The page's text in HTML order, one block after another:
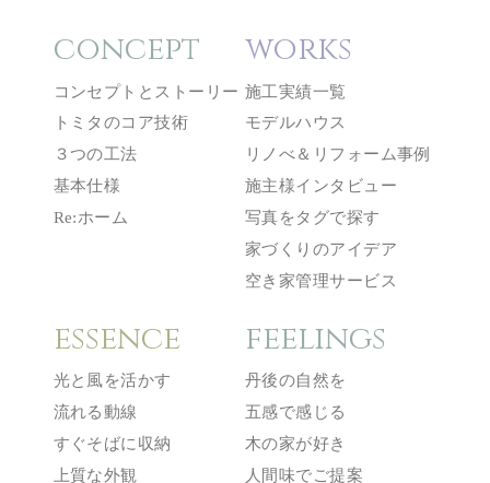
concept
コンセプトとストーリー
トミタのコア技術
３つの工法
基本仕様
Re:ホーム
works
施工実績一覧
モデルハウス
リノべ＆リフォーム事例
施主様インタビュー
写真をタグで探す
家づくりのアイデア
空き家管理サービス
essence
光と風を活かす
流れる動線
すぐそばに収納
上質な外観
feelings
丹後の自然を
五感で感じる
木の家が好き
人間味でご提案